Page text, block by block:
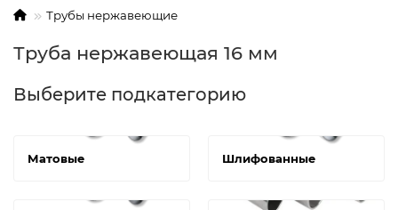
Трубы нержавеющие
Труба нержавеющая 16 мм
Выберите подкатегорию
Матовые Шлифованные